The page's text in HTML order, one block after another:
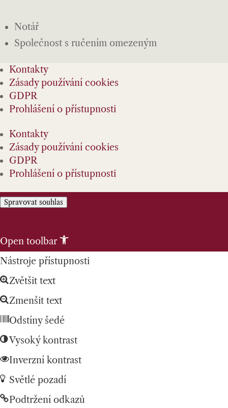
Notář
Společnost s ručením omezeným
Kontakty
Zásady používání cookies
GDPR
Prohlášení o přístupnosti
Kontakty
Zásady používání cookies
GDPR
Prohlášení o přístupnosti
Spravovat souhlas
Open toolbar
Nástroje přístupnosti
Zvětšit text
Zmenšit text
Odstíny šedé
Vysoký kontrast
Inverzní kontrast
Světlé pozadí
Podtržení odkazů